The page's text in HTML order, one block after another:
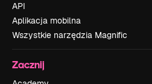
API
Aplikacja mobilna
Wszystkie narzędzia Magnific
Zacznij